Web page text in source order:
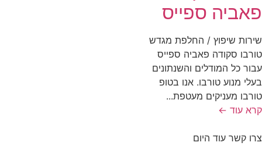
ספייס
שיפוץ / החלפת מגדש
סקודה פאביה ספייס
כל המודלים והשנתונים
מנוע טורבו. אנו בטופ
מעניקים מעטפת...
עוד ←
קשר עוד היום